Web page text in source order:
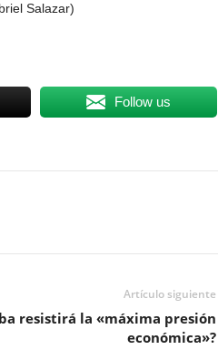
Salazar)
Follow us
Artículo siguiente
resistirá la «máxima presión
económica»?